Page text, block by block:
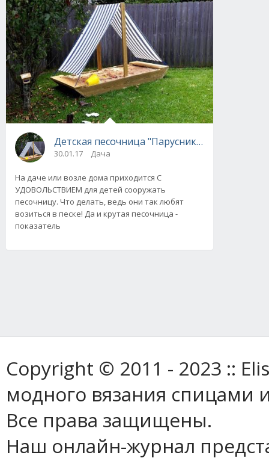
Детская песочница "Парусник" для дачи
30.01.17 Дача
На даче или возле дома приходится С
УДОВОЛЬСТВИЕМ для детей сооружать
песочницу. Что делать, ведь они так любят
возиться в песке! Да и крутая песочница -
показатель
Copyright © 2011 - 2023 ::
модного вязания спицами
Все права защищены.
Наш онлайн-журнал